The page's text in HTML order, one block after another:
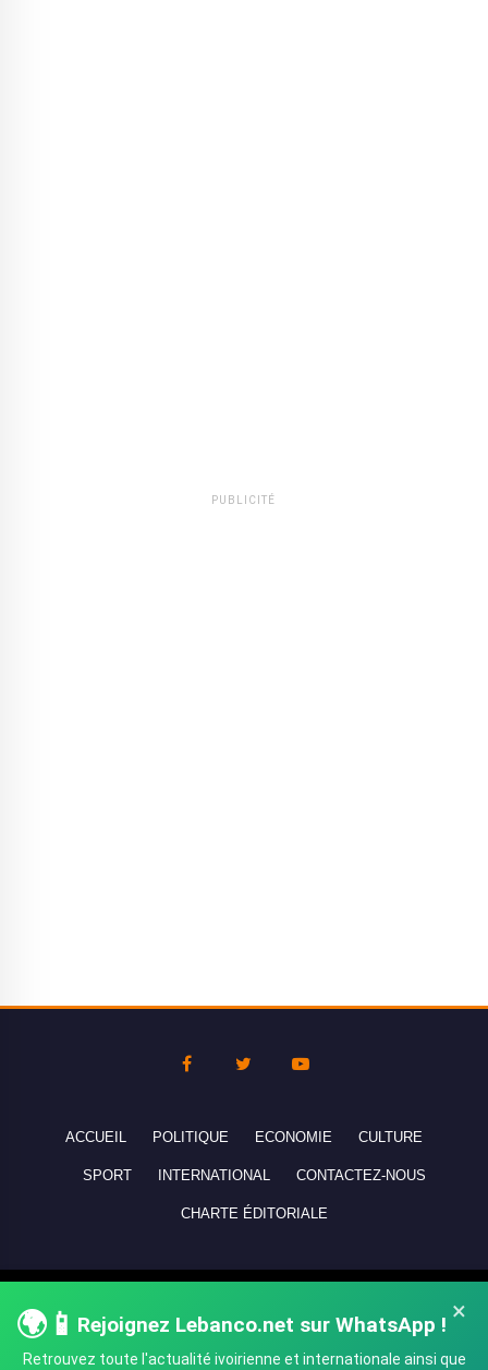
PUBLICITÉ
×
🌍📱 Rejoignez Lebanco.net sur WhatsApp !
Retrouvez toute l'actualité ivoirienne et internationale ainsi que
ACCUEIL POLITIQUE ECONOMIE CULTURE
SPORT INTERNATIONAL CONTACTEZ-NOUS
CHARTE ÉDITORIALE
réservés - All rights reserved.